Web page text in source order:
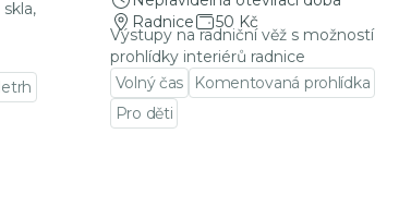
Radnice
50 Kč
Výstupy na radniční věž s možností
prohlídky interiérů radnice
Volný čas
Komentovaná prohlídka
Pro děti